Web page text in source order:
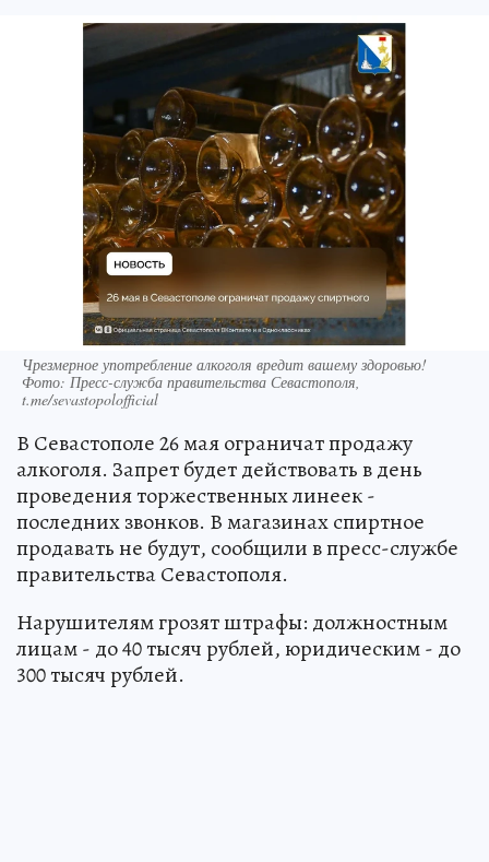
Чрезмерное употребление алкоголя вредит вашему здоровью!
Фото: Пресс-служба правительства Севастополя,
t.me/sevastopolofficial
В Севастополе 26 мая ограничат продажу
алкоголя. Запрет будет действовать в день
проведения торжественных линеек -
последних звонков. В магазинах спиртное
продавать не будут, сообщили в пресс-службе
правительства Севастополя.
Нарушителям грозят штрафы: должностным
лицам - до 40 тысяч рублей, юридическим - до
300 тысяч рублей.